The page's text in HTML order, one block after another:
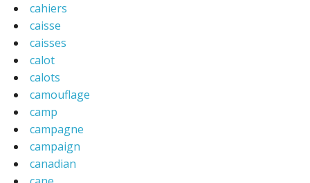
cahiers
caisse
caisses
calot
calots
camouflage
camp
campagne
campaign
canadian